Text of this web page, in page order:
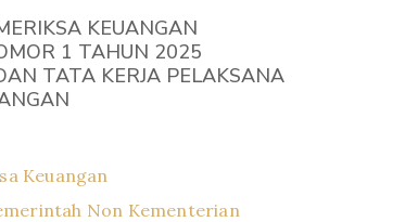
KEUANGAN
1 TAHUN 2025
TATA KERJA PELAKSANA
Keuangan
Non Kementerian